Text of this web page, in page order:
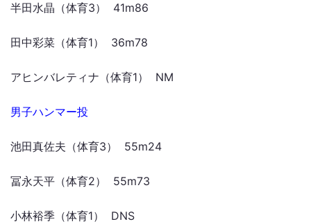
半田水晶（体育3） 41m86
田中彩菜（体育1） 36m78
アヒンバレティナ（体育1） NM
男子ハンマー投
池田真佐夫（体育3） 55m24
冨永天平（体育2） 55m73
小林裕季（体育1） DNS